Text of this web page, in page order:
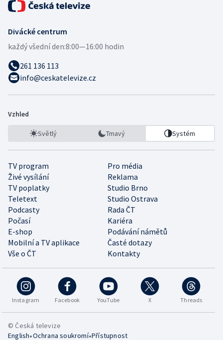
Divácké centrum
každý všední den:8:00—16:00 hodin
261 136 113
info@ceskatelevize.cz
Vzhled
Světlý Tmavý Systém
TV program
Pro média
Živé vysílání
Reklama
TV poplatky
Studio Brno
Teletext
Studio Ostrava
Podcasty
Rada ČT
Počasí
Kariéra
E-shop
Podávání námětů
Mobilní a TV aplikace
Časté dotazy
Vše o ČT
Kontakty
Instagram Facebook YouTube X Threads
© Česká televize
English•Ochrana soukromí•Přístupnost